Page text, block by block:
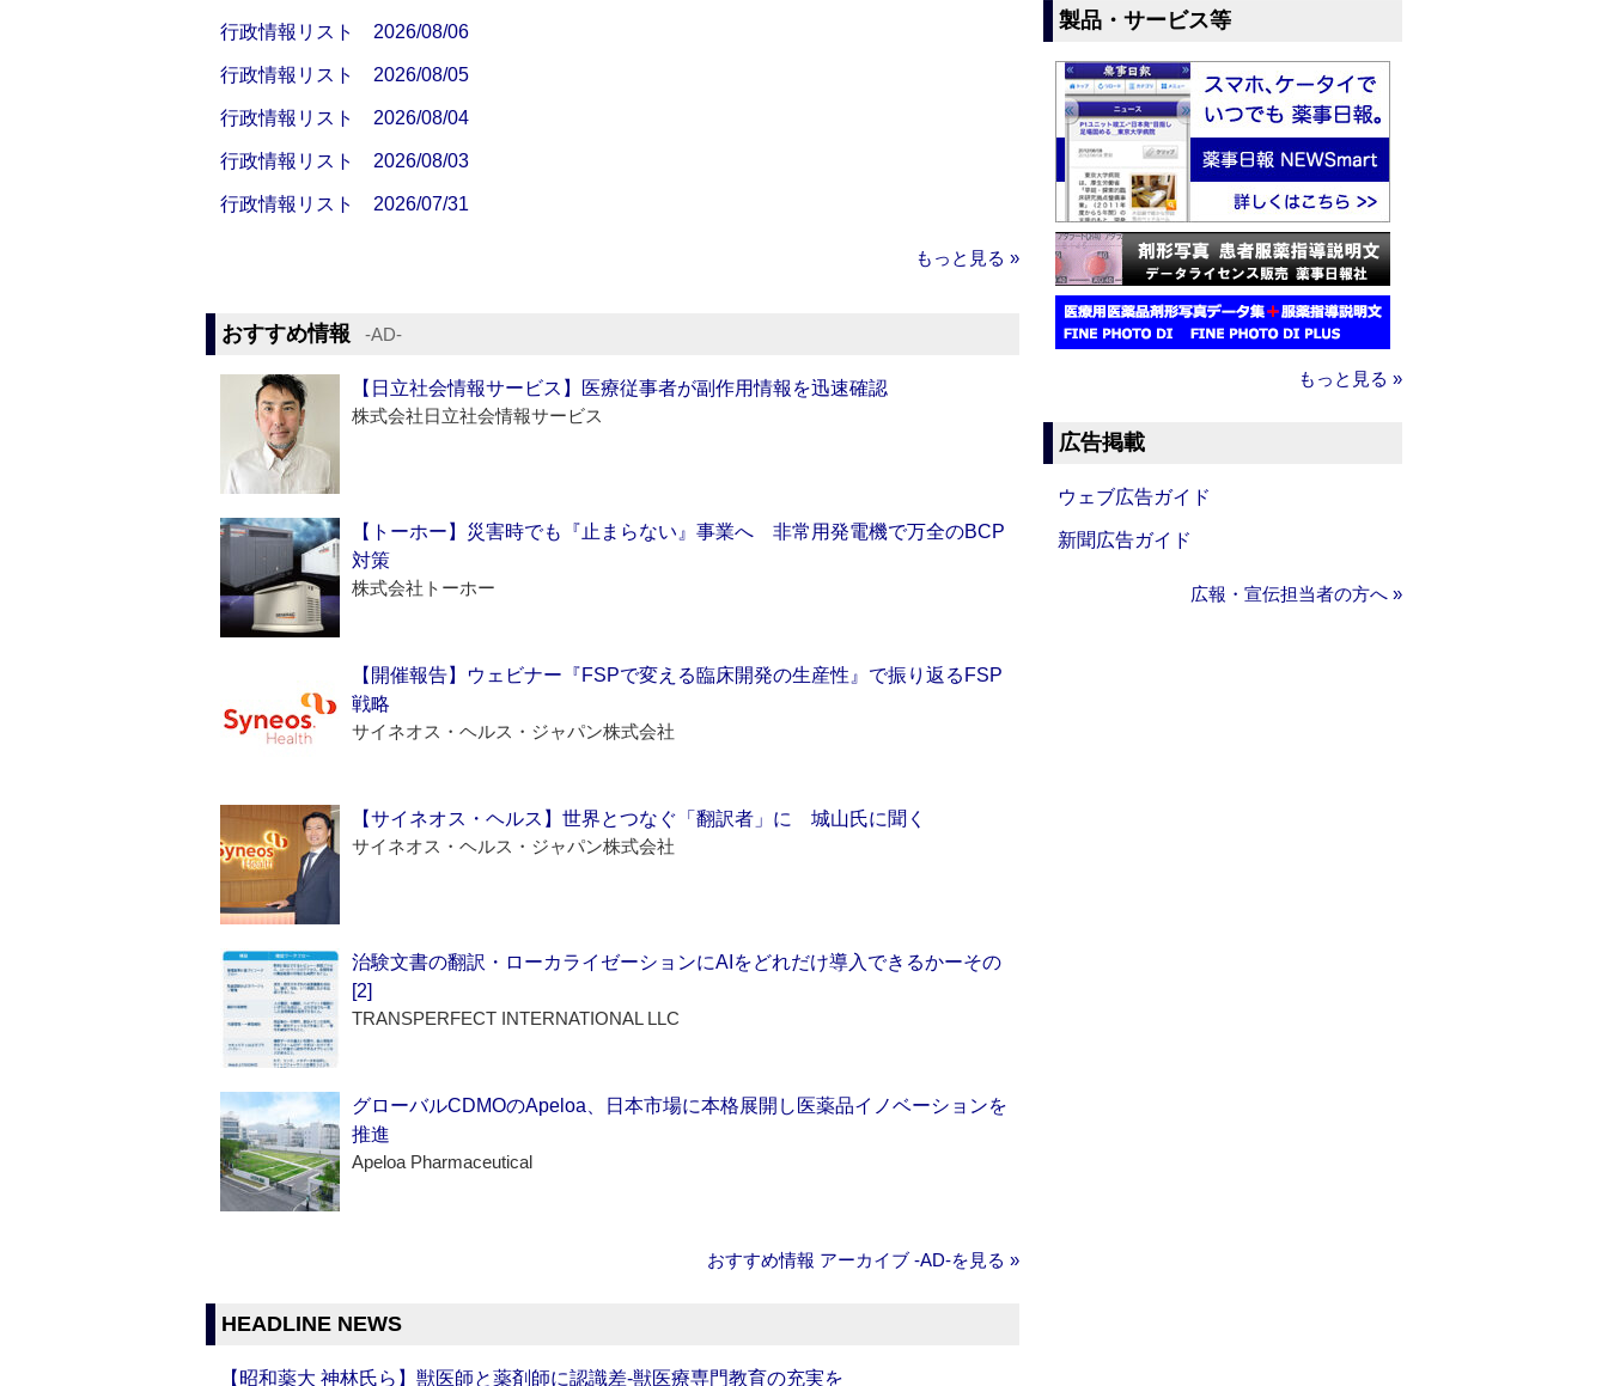
行政情報リスト 2026/08/06
行政情報リスト 2026/08/05
行政情報リスト 2026/08/04
行政情報リスト 2026/08/03
行政情報リスト 2026/07/31
もっと見る »
おすすめ情報 ‐AD‐
【日立社会情報サービス】医療従事者が副作用情報を迅速確認
株式会社日立社会情報サービス
【トーホー】災害時でも『止まらない』事業へ 非常用発電機で万全のBCP
対策
株式会社トーホー
【開催報告】ウェビナー『FSPで変える臨床開発の生産性』で振り返るFSP
戦略
サイネオス・ヘルス・ジャパン株式会社
【サイネオス・ヘルス】世界とつなぐ「翻訳者」に 城山氏に聞く
サイネオス・ヘルス・ジャパン株式会社
治験文書の翻訳・ローカライゼーションにAIをどれだけ導入できるかーその
[2]
TRANSPERFECT INTERNATIONAL LLC
グローバルCDMOのApeloa、日本市場に本格展開し医薬品イノベーションを
推進
Apeloa Pharmaceutical
おすすめ情報 アーカイブ ‐AD‐を見る »
HEADLINE NEWS
【昭和薬大 神林氏ら】獣医師と薬剤師に認識差‐獣医療専門教育の充実を
製品・サービス等
もっと見る »
広告掲載
ウェブ広告ガイド
新聞広告ガイド
広報・宣伝担当者の方へ »